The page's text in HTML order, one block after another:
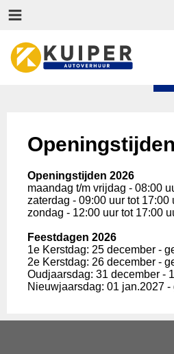
Openingstijden
Openingstijden 2026
maandag t/m vrijdag - 08:00
zaterdag - 09:00 uur tot 17:00
zondag - 12:00 uur tot 17:00
Feestdagen 2026
1e Kerstdag: 25 december -
2e Kerstdag: 26 december -
Oudjaarsdag: 31 december -
Nieuwjaarsdag: 01 jan.2027 -